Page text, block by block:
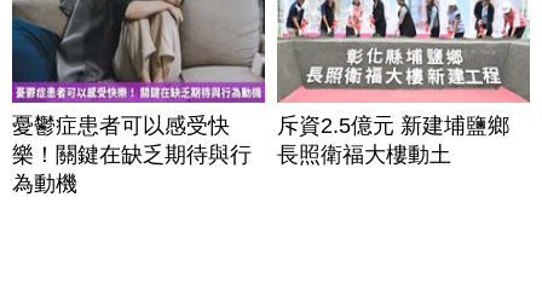
憂鬱症患者可以感受快
樂！關鍵在缺乏期待與行
為動機
斥資2.5億元 新建埔鹽鄉
長照衛福大樓動土